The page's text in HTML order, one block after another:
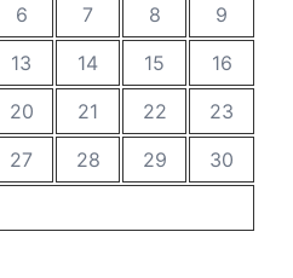
6 7 8
9
13 14 15
16
20 21 22
23
27 28 29
30